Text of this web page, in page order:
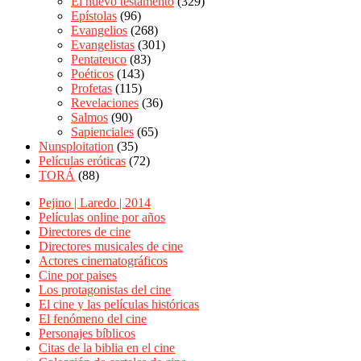
Epístolas (96)
Evangelios (268)
Evangelistas (301)
Pentateuco (83)
Poéticos (143)
Profetas (115)
Revelaciones (36)
Salmos (90)
Sapienciales (65)
Nunsploitation (35)
Películas eróticas (72)
TORÁ (88)
Pejino | Laredo | 2014
Películas online por años
Directores de cine
Directores musicales de cine
Actores cinematográficos
Cine por paises
Los protagonistas del cine
El cine y las películas históricas
El fenómeno del cine
Personajes bíblicos
Citas de la biblia en el cine